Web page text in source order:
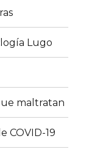
Lugo
maltratan
COVID-19